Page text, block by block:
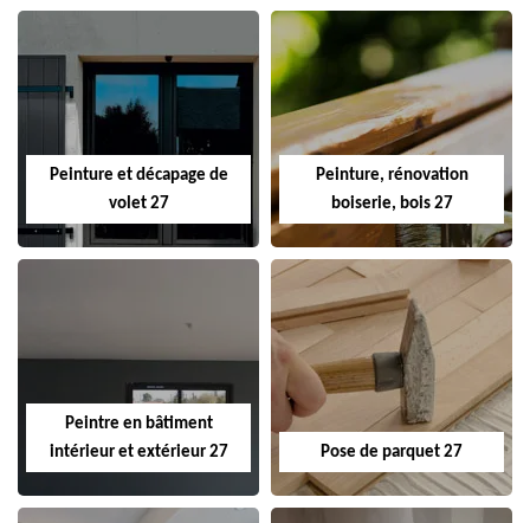
Peinture et décapage de
volet 27
Peinture, rénovation
boiserie, bois 27
Peintre en bâtiment
intérieur et extérieur 27
Pose de parquet 27